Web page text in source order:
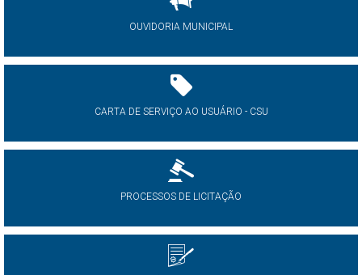
OUVIDORIA MUNICIPAL
CARTA DE SERVIÇO AO USUÁRIO - CSU
PROCESSOS DE LICITAÇÃO